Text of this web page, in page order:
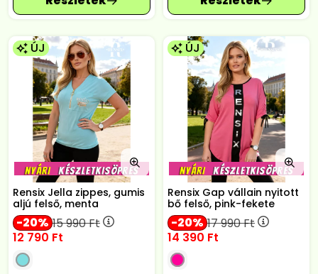
ÚJ
Rensix Jella zippes, gumis
aljú felső, menta
20 15 990Ft
12 790 Ft
ÚJ
Rensix Gap vállain nyitott
bő felső, pink-fekete
20 17 990Ft
14 390 Ft